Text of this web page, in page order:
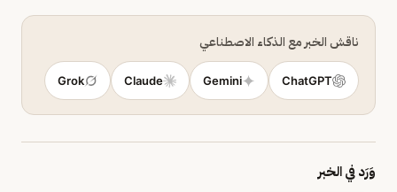
ناقش الخبر مع الذكاء الاصطناعي
ChatGPT
Gemini
Claude
Grok
وَرَد في الخبر